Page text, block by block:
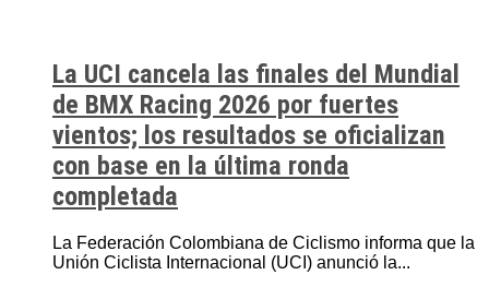
La UCI cancela las finales del Mundial
de BMX Racing 2026 por fuertes
vientos; los resultados se oficializan
con base en la última ronda
completada
La Federación Colombiana de Ciclismo informa que la
Unión Ciclista Internacional (UCI) anunció la...